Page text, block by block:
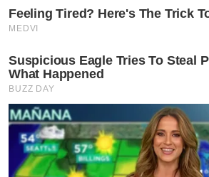
Feeling Tired? Here's The Trick
MEDVI
Suspicious Eagle Tries To Steal
What Happened
BUZZ DAY